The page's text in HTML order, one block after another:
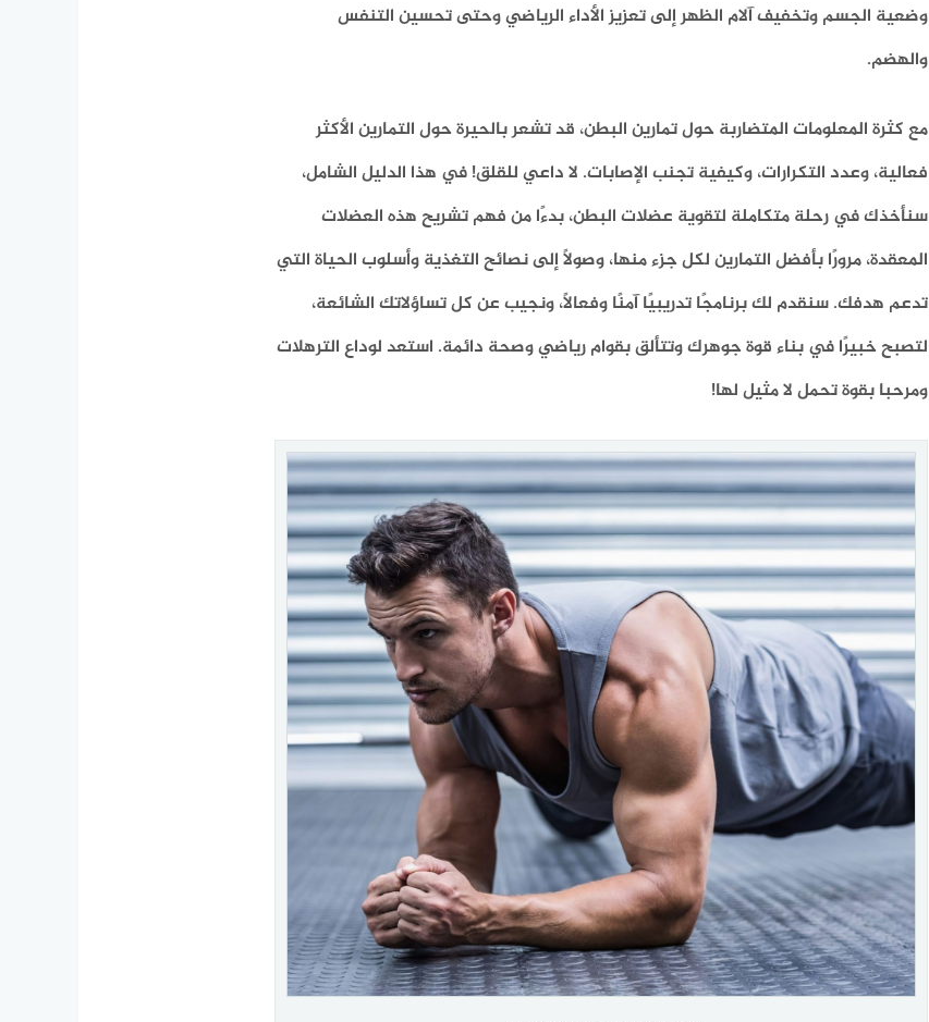
وضعية الجسم وتخفيف آلام الظهر إلى تعزيز الأداء الرياضي وحتى تحسين التنفس
والهضم.
مع كثرة المعلومات المتضاربة حول تمارين البطن، قد تشعر بالحيرة حول التمارين الأكثر
فعالية، وعدد التكرارات، وكيفية تجنب الإصابات. لا داعي للقلق! في هذا الدليل الشامل،
سنأخذك في رحلة متكاملة لتقوية عضلات البطن، بدءًا من فهم تشريح هذه العضلات
المعقدة، مرورًا بأفضل التمارين لكل جزء منها، وصولًا إلى نصائح التغذية وأسلوب الحياة التي
تدعم هدفك. سنقدم لك برنامجًا تدريبيًا آمنًا وفعالًا، ونجيب عن كل تساؤلاتك الشائعة،
لتصبح خبيرًا في بناء قوة جوهرك وتتألق بقوام رياضي وصحة دائمة. استعد لوداع الترهلات
ومرحبا بقوة تحمل لا مثيل لها!